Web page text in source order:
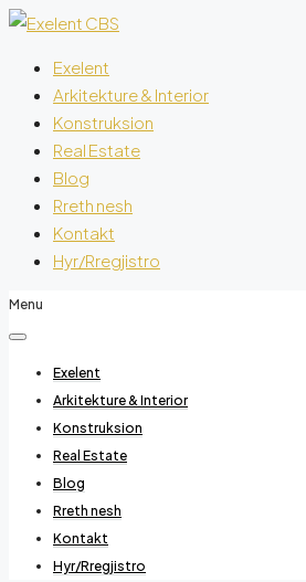
Exelent
Arkitekture & Interior
Konstruksion
Real Estate
Blog
Rreth nesh
Kontakt
Hyr/Rregjistro
Menu
Exelent
Arkitekture & Interior
Konstruksion
Real Estate
Blog
Rreth nesh
Kontakt
Hyr/Rregjistro